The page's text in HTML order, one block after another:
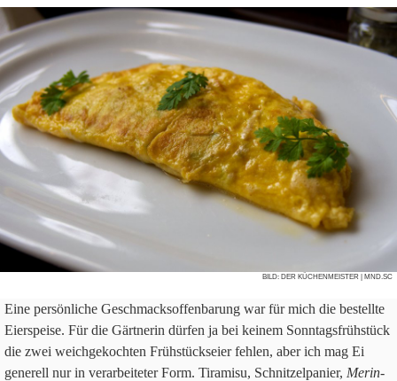
BILD: DER KÜCHENMEISTER | MND.SC
Eine per­sön­li­che Geschmacksof­fen­ba­rung war für mich die bestellte
Eier­speise. Für die Gärtnerin dür­fen ja bei kei­nem Sonn­tags­früh­stück
die zwei weich­ge­koch­ten Früh­stücks­eier feh­len, aber ich mag Ei
gene­rell nur in ver­ar­bei­te­ter Form. Tira­misu, Schnit­zel­pa­nier, Merin­